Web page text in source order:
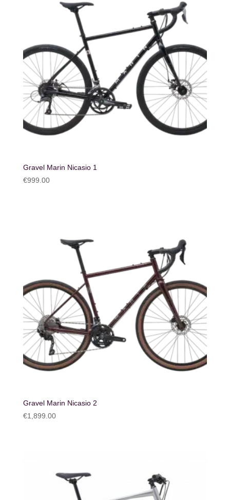
Gravel Marin Nicasio 1
€999.00
Gravel Marin Nicasio 2
€1,899.00